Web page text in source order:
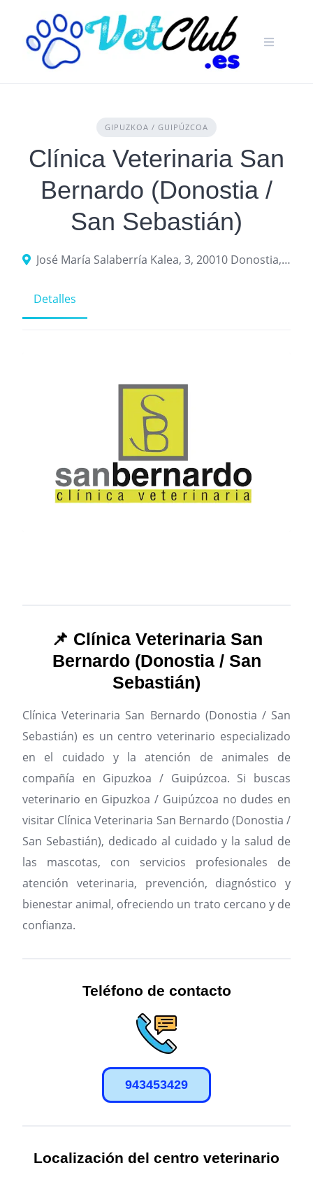
content
GIPUZKOA / GUIPÚZCOA
Clínica Veterinaria San
Bernardo (Donostia /
San Sebastián)
José María Salaberría Kalea, 3, 20010 Donostia, Gipuzkoa
Detalles
📌 Clínica Veterinaria San
Bernardo (Donostia / San
Sebastián)
Clínica Veterinaria San Bernardo (Donostia / San
Sebastián) es un centro veterinario especializado
en el cuidado y la atención de animales de
compañía en Gipuzkoa / Guipúzcoa. Si buscas
veterinario en Gipuzkoa / Guipúzcoa no dudes en
visitar Clínica Veterinaria San Bernardo (Donostia /
San Sebastián), dedicado al cuidado y la salud de
las mascotas, con servicios profesionales de
atención veterinaria, prevención, diagnóstico y
bienestar animal, ofreciendo un trato cercano y de
confianza.
Teléfono de contacto
943453429
Localización del centro veterinario